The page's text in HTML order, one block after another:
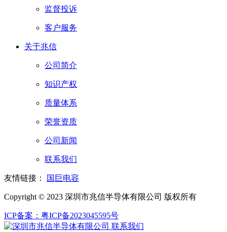
监督投诉
客户服务
关于兆信
公司简介
知识产权
质量体系
荣誉资质
公司新闻
联系我们
友情链接： 国巨电容
Copyright © 2023 深圳市兆信半导体有限公司 版权所有
ICP备案：粤ICP备2023045595号
联系我们